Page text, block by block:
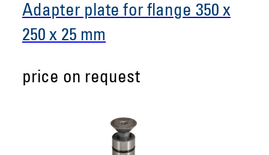
Adapter plate for flange 350 x
250 x 25 mm
price on request